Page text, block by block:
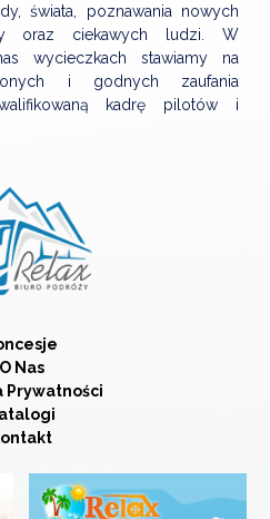
O Nas
Prywatności
świata, poznawania nowych
oraz ciekawych ludzi. W
wycieczkach stawiamy na
i godnych zaufania
kadrę pilotów i